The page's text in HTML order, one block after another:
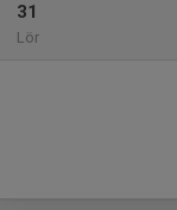
31
Lör